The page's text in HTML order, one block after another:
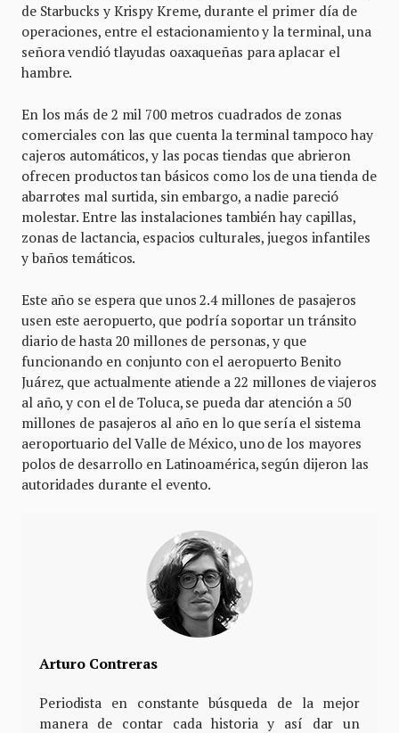
de Starbucks y Krispy Kreme, durante el primer día de
operaciones, entre el estacionamiento y la terminal, una
señora vendió tlayudas oaxaqueñas para aplacar el
hambre.
En los más de 2 mil 700 metros cuadrados de zonas
comerciales con las que cuenta la terminal tampoco hay
cajeros automáticos, y las pocas tiendas que abrieron
ofrecen productos tan básicos como los de una tienda de
abarrotes mal surtida, sin embargo, a nadie pareció
molestar. Entre las instalaciones también hay capillas,
zonas de lactancia, espacios culturales, juegos infantiles
y baños temáticos.
Este año se espera que unos 2.4 millones de pasajeros
usen este aeropuerto, que podría soportar un tránsito
diario de hasta 20 millones de personas, y que
funcionando en conjunto con el aeropuerto Benito
Juárez, que actualmente atiende a 22 millones de viajeros
al año, y con el de Toluca, se pueda dar atención a 50
millones de pasajeros al año en lo que sería el sistema
aeroportuario del Valle de México, uno de los mayores
polos de desarrollo en Latinoamérica, según dijeron las
autoridades durante el evento.
Arturo Contreras
Periodista en constante búsqueda de la mejor
manera de contar cada historia y así dar un